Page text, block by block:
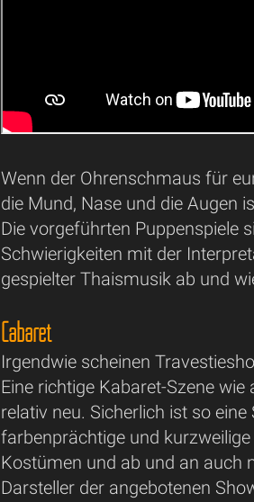
Wenn der Ohrenschmaus für
die Mund, Nase und die Augen
Die vorgeführten Puppenspiele
Schwierigkeiten mit der
gespielter Thaismusik ab und
Cabaret
Irgendwie scheinen
Eine richtige Kabaret-Szene
relativ neu. Sicherlich ist so
farbenprächtige und
Kostümen und ab und an auch
Darsteller der angebotenen